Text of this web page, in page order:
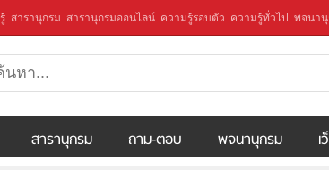
สารานุกรม สารานุกรมออนไลน์ ความรู้รอบตัว ความรู้ทั่วไป พจนานุ
สารานุกรม ถาม-ตอบ พจนานุกรม